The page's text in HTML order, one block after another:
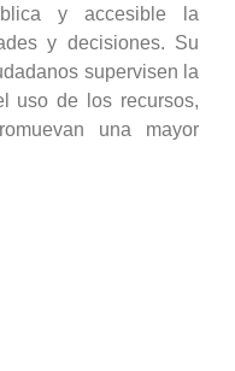
y accesible la
y decisiones. Su
supervisen la
uso de los recursos,
una mayor